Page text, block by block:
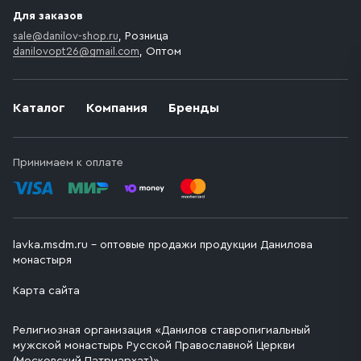
Каталог Компания Бренды
Принимаем к оплате
Для заказов
sale@danilov-shop.ru, Розница
danilovopt26@gmail.com, Оптом
lavka.msdm.ru – оптовые продажи продукции Данилова
монастыря
Карта сайта
Религиозная организация «Данилов ставропигиальный
мужской монастырь Русской Православной Церкви